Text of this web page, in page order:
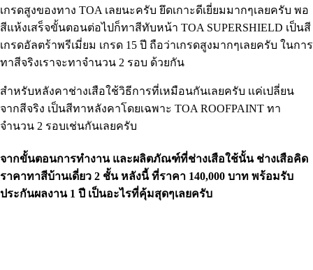
เกรดสูงของทาง TOA เลยนะครับ ยึดเกาะดีเยี่ยมมากๆเลยครับ พอ
สีแห้งเสร็จขั้นตอนต่อไปก็ทาสีทับหน้า TOA SUPERSHIELD เป็นสี
เกรดอัลตร้าพรีเมี่ยม เกรด 15 ปี ถือว่าเกรดสูงมากๆเลยครับ ในการ
ทาสีจริงเราจะทาจำนวน 2 รอบ ด้วยกัน
สำหรับหลังคาช่างเสือใช้วิธีการที่เหมือนกันเลยครับ เเค่เปลี่ยน
จากสีจริง เป็นสีทาหลังคาโดยเฉพาะ TOA ROOFPAINT ทา
จำนวน 2 รอบเช่นกันเลยครับ
จากขั้นตอนการทำงาน และผลิตภัณฑ์ที่ช่างเสือใช้นั้น ช่างเสือคิด
ราคาทาสีบ้านเดี่ยว 2 ชั้น หลังนี้ ที่ราคา 140,000 บาท พร้อมรับ
ประกันผลงาน 1 ปี เป็นอะไรที่คุ้มสุดๆเลยครับ